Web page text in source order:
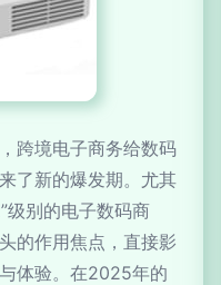
跨境电子商务给数码
了新的爆发期。尤其
级别的电子数码商
的作用焦点，直接影
体验。在2025年的